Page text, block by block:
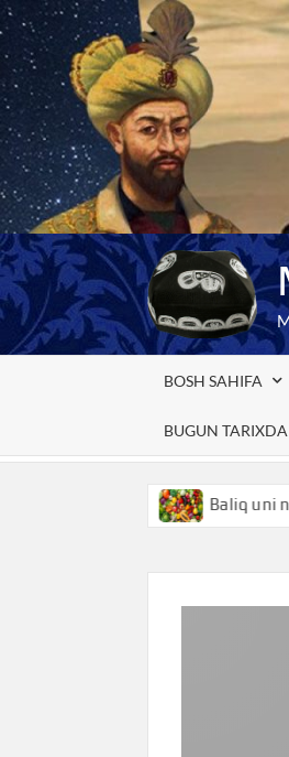
Skip
to
content
BOSH SAHIFA
BUGUN TARIXDA
Baliq uni nimani